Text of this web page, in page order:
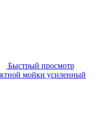
Быстрый просмотр
мойки усиленный